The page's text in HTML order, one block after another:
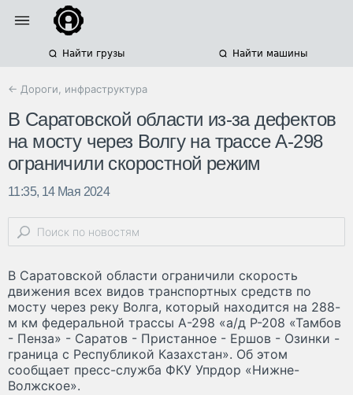
Найти грузы Найти машины
← Дороги, инфраструктура
В Саратовской области из-за дефектов
на мосту через Волгу на трассе А-298
ограничили скоростной режим
11:35, 14 Мая 2024
В Саратовской области ограничили скорость
движения всех видов транспортных средств по
мосту через реку Волга, который находится на 288-
м км федеральной трассы А-298 «а/д Р-208 «Тамбов
- Пенза» - Саратов - Пристанное - Ершов - Озинки -
граница с Республикой Казахстан». Об этом
сообщает пресс-служба ФКУ Упрдор «Нижне-
Волжское».